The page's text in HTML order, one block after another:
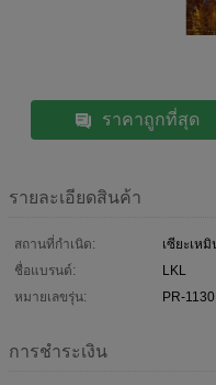
ราคาถูกที่สุด
รายละเอียดสินค้า
สถานที่กำเนิด:
เซียะเห
ชื่อแบรนด์:
LKL
หมายเลขรุ่น:
PR-
การชำระเงิน